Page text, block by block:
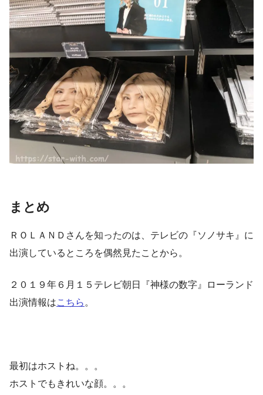
まとめ
ＲＯＬＡＮＤさんを知ったのは、テレビの『ソノサキ』に
出演しているところを偶然見たことから。
２０１９年６月１５テレビ朝日『神様の数字』ローランド
出演情報はこちら 。
最初はホストね。。。
ホストでもきれいな顔。。。